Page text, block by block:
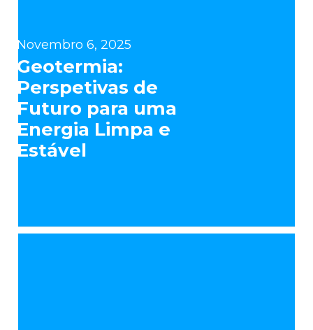
Novembro 6, 2025
Geotermia:
Perspetivas de
Futuro para uma
Energia Limpa e
Estável